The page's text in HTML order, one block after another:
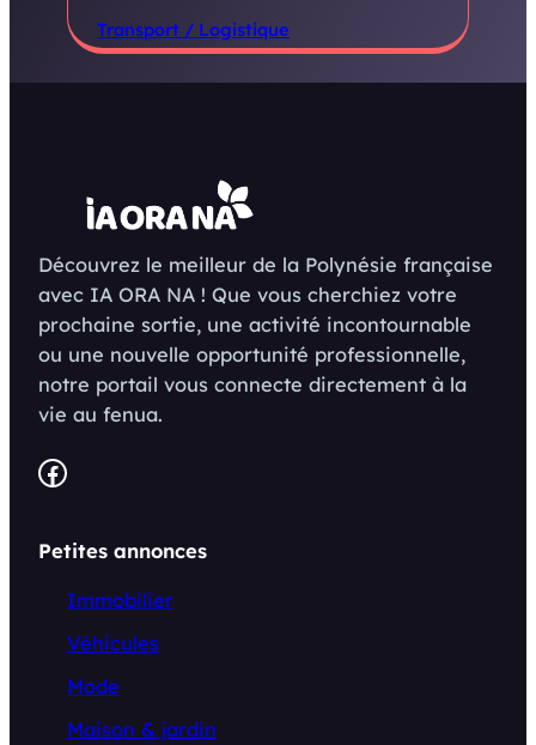
Transport / Logistique
Découvrez le meilleur de la Polynésie française
avec IA ORA NA ! Que vous cherchiez votre
prochaine sortie, une activité incontournable
ou une nouvelle opportunité professionnelle,
notre portail vous connecte directement à la
vie au fenua.
Facebook
Petites annonces
Immobilier
Véhicules
Mode
Maison & jardin